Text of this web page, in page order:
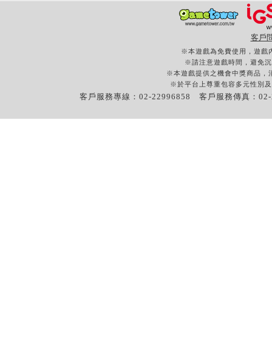
客戶
※本遊戲為免費使用，遊戲
※請注意遊戲時間，避免
※本遊戲提供之機會中獎商品，
※於平台上尊重包容多元性別
客戶服務專線：02-22996858 客戶服務傳真：